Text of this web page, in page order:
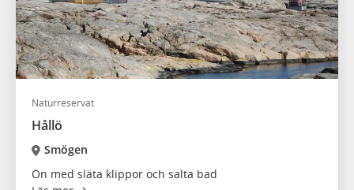
Naturreservat
Hållö
Smögen
Ön med släta klippor och salta bad